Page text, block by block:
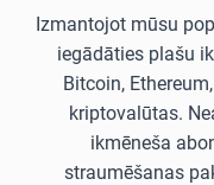
Izmantojot mūsu
iegādāties plašu
Bitcoin,
kriptovalūtas.
ikmēneša
straumēšanas